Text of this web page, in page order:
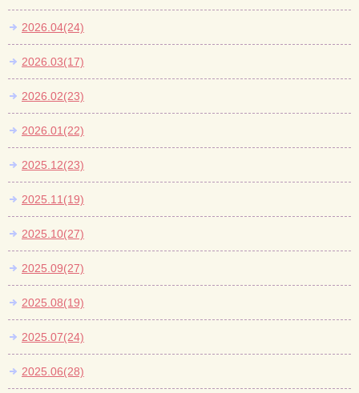
2026.04(24)
2026.03(17)
2026.02(23)
2026.01(22)
2025.12(23)
2025.11(19)
2025.10(27)
2025.09(27)
2025.08(19)
2025.07(24)
2025.06(28)